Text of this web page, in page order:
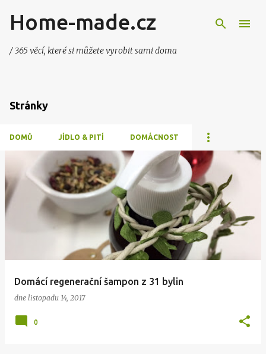
Přeskočit na hlavní obsah
Home-made.cz
/ 365 věcí, které si můžete vyrobit sami doma
Stránky
DOMŮ JÍDLO & PITÍ DOMÁCNOST
P
ř
s
Domácí regenerační šampon z 31 bylin
dne listopadu 14, 2017
0